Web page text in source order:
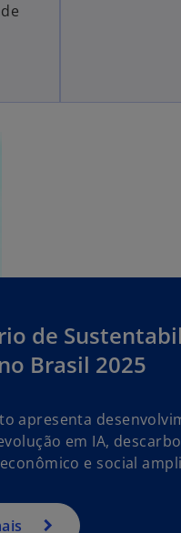
de
Brasil 2025
apresenta
em IA,
e social